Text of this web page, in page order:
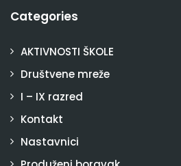
Categories
AKTIVNOSTI ŠKOLE
Društvene mreže
I – IX razred
Kontakt
Nastavnici